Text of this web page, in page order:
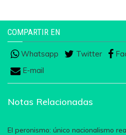
COMPARTIR EN
Whatsapp Twitter
E-mail
Notas Relacionadas
El peronismo: único nacionalismo